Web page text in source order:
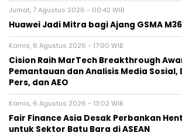
Jumat, 7 Agustus 2026 - 00:42 WIB
Huawei Jadi Mitra bagi Ajang GSMA
Kamis, 6 Agustus 2026 - 17:00 WIB
Cision Raih MarTech Breakthrough
Pemantauan dan Analisis Media
Pers, dan AEO
Kamis, 6 Agustus 2026 - 13:02 WIB
Fair Finance Asia Desak Perbankan
untuk Sektor Batu Bara di ASEAN